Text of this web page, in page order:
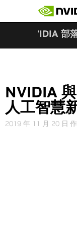
NVIDIA 部
NVIDIA
人工智慧
2019 年 11 月 20 日